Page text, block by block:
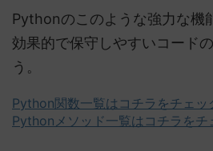
Pythonのこのような強力な機
効果的で保守しやすいコード
う。
Python関数一覧はコチラをチェッ
Pythonメソッド一覧はコチラをチ